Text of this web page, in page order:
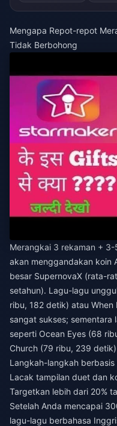
Mengapa Repot-repot
Tidak Berbohong
Merangkai 3 rekaman +
akan menggandakan koin
besar SupernovaX (rata-
setahun). Lagu-lagu
ribu, 182 detik) atau When
sangat sukses;
seperti Ocean Eyes (68
Church (79 ribu, 239
Langkah-langkah berbasis
Lacak tampilan duet dan
Targetkan lebih dari 20%
Setelah Anda mencapai
lagu-lagu berbahasa